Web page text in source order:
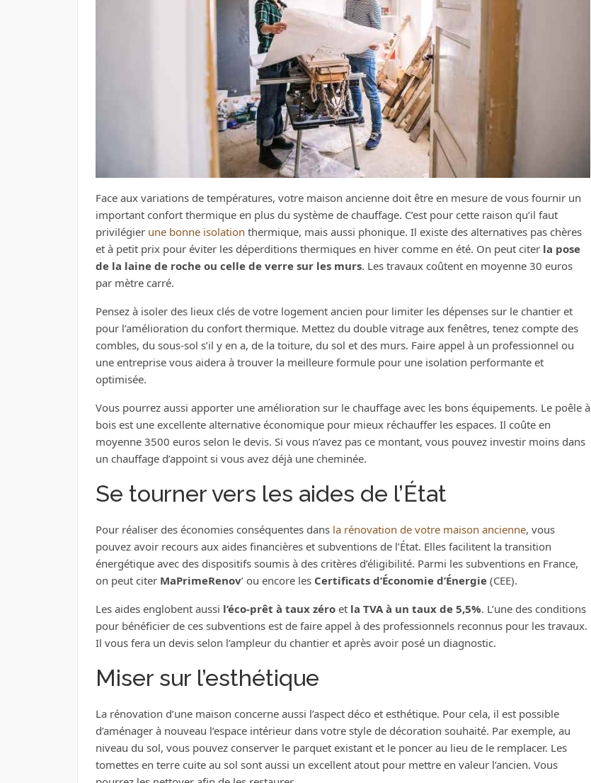
Face aux variations de températures, votre maison ancienne doit être en mesure de vous fournir un
important confort thermique en plus du système de chauffage. C’est pour cette raison qu’il faut
privilégier une bonne isolation thermique, mais aussi phonique. Il existe des alternatives pas chères
et à petit prix pour éviter les déperditions thermiques en hiver comme en été. On peut citerla pose
de la laine de roche ou celle de verre sur les murs. Les travaux coûtent en moyenne 30 euros
par mètre carré.
Pensez à isoler des lieux clés de votre logement ancien pour limiter les dépenses sur le chantier et
pour l’amélioration du confort thermique. Mettez du double vitrage aux fenêtres, tenez compte des
combles, du sous-sol s’il y en a, de la toiture, du sol et des murs. Faire appel à un professionnel ou
une entreprise vous aidera à trouver la meilleure formule pour une isolation performante et
optimisée.
Vous pourrez aussi apporter une amélioration sur le chauffage avec les bons équipements. Le poêle à
bois est une excellente alternative économique pour mieux réchauffer les espaces. Il coûte en
moyenne 3500 euros selon le devis. Si vous n’avez pas ce montant, vous pouvez investir moins dans
un chauffage d’appoint si vous avez déjà une cheminée.
Se tourner vers les aides de l’État
Pour réaliser des économies conséquentes dans la rénovation de votre maison ancienne, vous
pouvez avoir recours aux aides financières et subventions de l’État. Elles facilitent la transition
énergétique avec des dispositifs soumis à des critères d’éligibilité. Parmi les subventions en France,
on peut citer MaPrimeRenov’ ou encore les Certificats d’Économie d’Énergie(CEE).
Les aides englobent aussi l’éco-prêt à taux zéro et la TVA à un taux de 5,5%. L’une des conditions
pour bénéficier de ces subventions est de faire appel à des professionnels reconnus pour les travaux.
Il vous fera un devis selon l’ampleur du chantier et après avoir posé un diagnostic.
Miser sur l’esthétique
La rénovation d’une maison concerne aussi l’aspect déco et esthétique. Pour cela, il est possible
d’aménager à nouveau l’espace intérieur dans votre style de décoration souhaité. Par exemple, au
niveau du sol, vous pouvez conserver le parquet existant et le poncer au lieu de le remplacer. Les
tomettes en terre cuite au sol sont aussi un excellent atout pour mettre en valeur l’ancien. Vous